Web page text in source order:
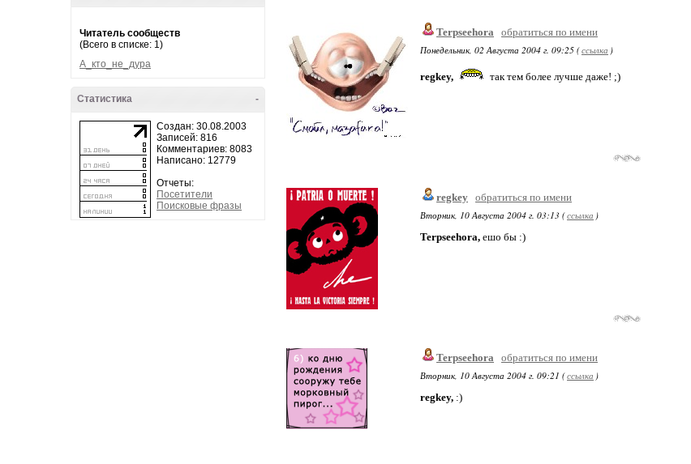
Читатель сообществ
(Всего в списке: 1)
А_кто_не_дура
-
Статистика
Создан: 30.08.2003
Записей: 816
Комментариев: 8083
Написано: 12779
Отчеты:
Посетители
Поисковые фразы
Terpseehora
обратиться по имени
Понедельник, 02 Августа 2004 г. 09:25 (ссылка )
regkey, так тем более лучше даже! ;)
regkey обратиться по имени
Вторник, 10 Августа 2004 г. 03:13 (ссылка )
Terpseehora, ешо бы :)
Terpseehora
обратиться по имени
Вторник, 10 Августа 2004 г. 09:21 (ссылка )
regkey, :)